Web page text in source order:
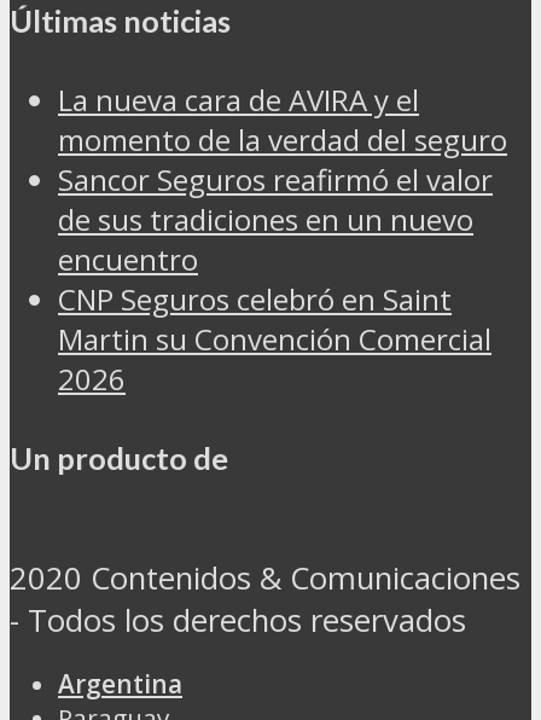
Últimas noticias
La nueva cara de AVIRA y el
momento de la verdad del seguro
Sancor Seguros reafirmó el valor
de sus tradiciones en un nuevo
encuentro
CNP Seguros celebró en Saint
Martin su Convención Comercial
2026
Un producto de
2020 Contenidos & Comunicaciones
- Todos los derechos reservados
Argentina